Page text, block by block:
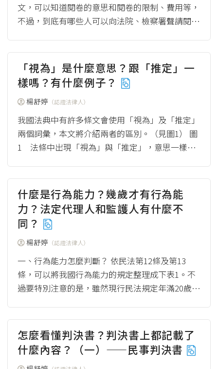
文，可以知道閱卷的意思和閱卷的限制、費用等，
不過，到底有哪些人可以向法院、檢察署聲請閱
「視為」是什麼意思？跟「推定」一
樣嗎？有什麼例子？
楊舒婷 （認證法律人）
我國法典中有許多條文會使用「視為」及「推定」
兩個詞彙，本文將介紹兩者的區別。（見圖1） 圖
1 法條中出現「視為」與「推定」，意思一樣
什麼是行為能力？幾歲才有行為能
力？法定代理人和監護人有什麼不
同？
楊舒婷 （認證法律人）
一、行為能力怎麼判斷？ 依民法第12條及第13
條，可以將我國行為能力的規定整理成下表1。不
過要特別注意的是，雖然現行民法規定年滿20歲才
怎麼看懂判決書？判決書上都記載了
什麼內容？（一）——民事判決書